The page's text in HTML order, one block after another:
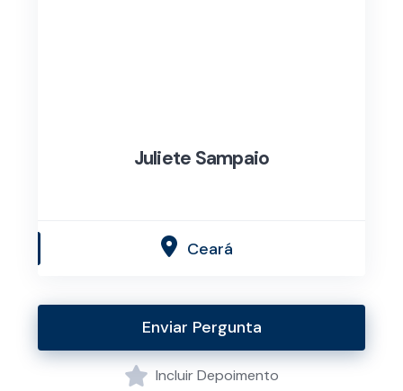
Juliete Sampaio
Ceará
Enviar Pergunta
Incluir Depoimento